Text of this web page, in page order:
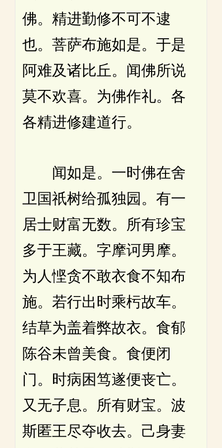
佛。精进勤修不可不逮
也。菩萨布施如是。于是
阿难及诸比丘。闻佛所说
莫不欢喜。为佛作礼。各
各精进修建道行。
闻如是。一时佛在舍
卫国祇树给孤独园。有一
居士财富无数。所有珍宝
多于王藏。字摩诃男摩。
为人悭贪不敢衣食不知布
施。若行出时乘杇故车。
结草为盖着弊故衣。食郁
陈谷未曾美食。食便闭
门。时病困笃遂便丧亡。
又无子息。所有财宝。波
斯匿王尽夺收去。己身妻